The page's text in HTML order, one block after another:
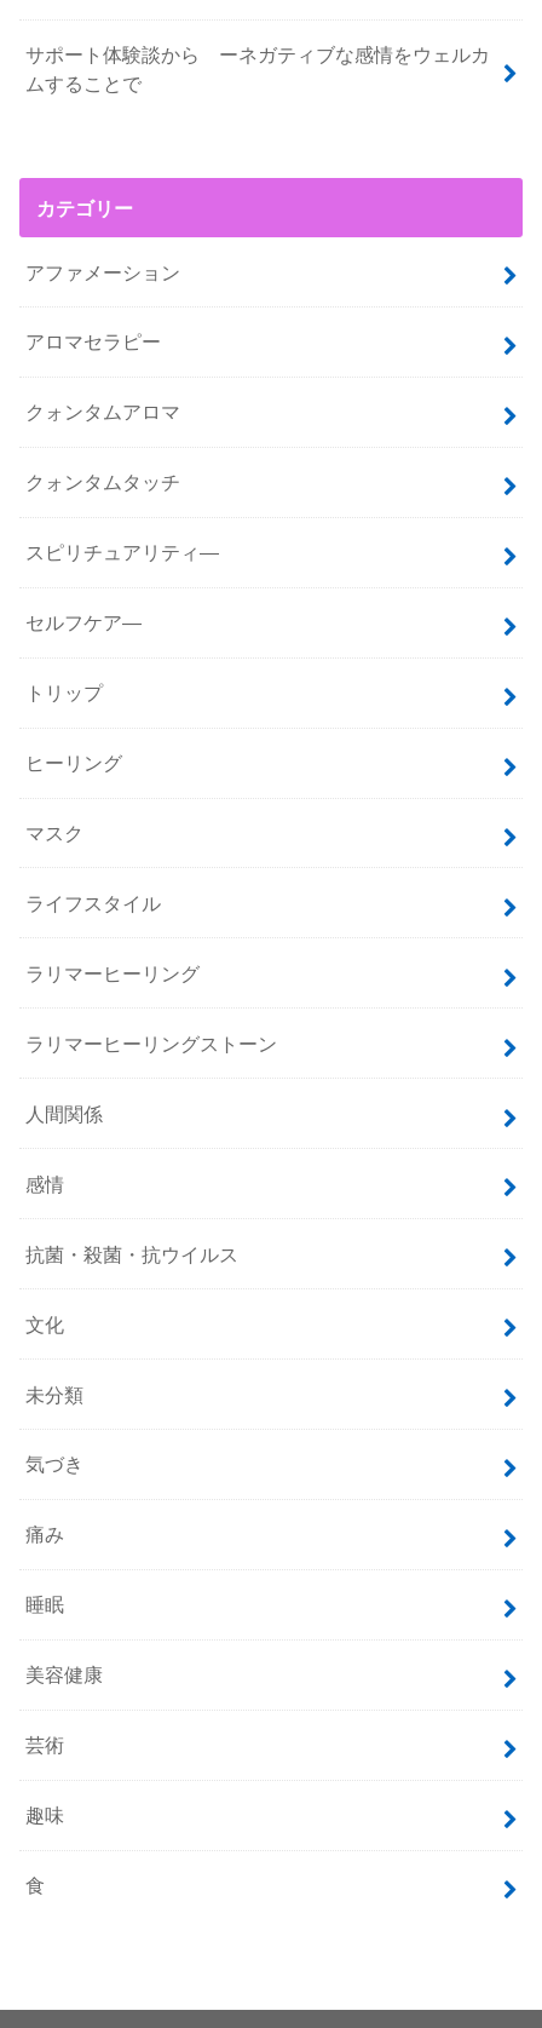
サポート体験談から ーネガティブな感情をウェルカ
ムすることで
カテゴリー
アファメーション
アロマセラピー
クォンタムアロマ
クォンタムタッチ
スピリチュアリティ―
セルフケア―
トリップ
ヒーリング
マスク
ライフスタイル
ラリマーヒーリング
ラリマーヒーリングストーン
人間関係
感情
抗菌・殺菌・抗ウイルス
文化
未分類
気づき
痛み
睡眠
美容健康
芸術
趣味
食